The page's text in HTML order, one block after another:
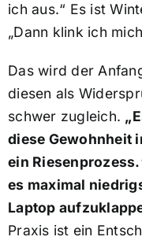
ich aus.“ Es ist
„Dann klink ich
Das wird der
diesen als
schwer zugleich.
diese Gewohnheit
ein
es maximal
Laptop
Praxis ist ein